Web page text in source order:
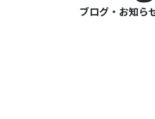
ブログ・お知ら